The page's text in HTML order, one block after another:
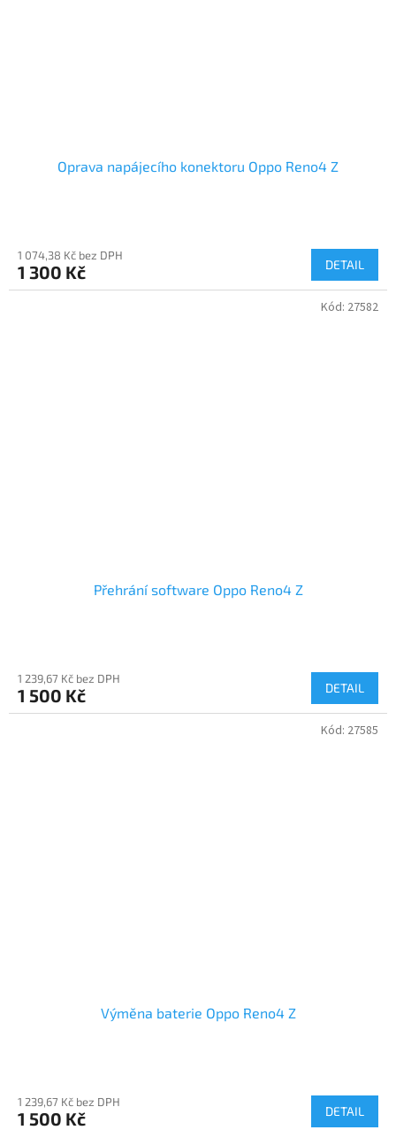
Oprava napájecího konektoru Oppo Reno4 Z
1 074,38 Kč bez DPH
1 300 Kč DETAIL
Přehrání software Oppo Reno4 Z
1 239,67 Kč bez DPH
1 500 Kč DETAIL
Kód: 27582
Výměna baterie Oppo Reno4 Z
1 239,67 Kč bez DPH
1 500 Kč DETAIL
Kód: 27585